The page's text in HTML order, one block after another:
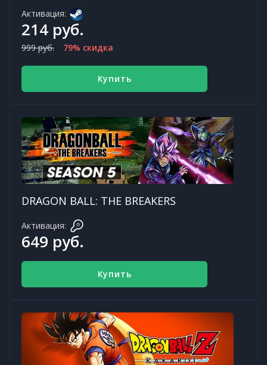
Активация:
214 руб.
999 руб. 79% скидка
Купить
DRAGON BALL: THE BREAKERS
Активация:
649 руб.
Купить